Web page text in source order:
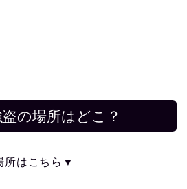
の場所はどこ？
所はこちら▼